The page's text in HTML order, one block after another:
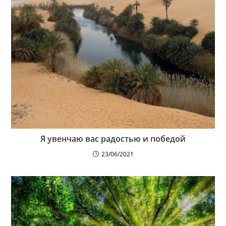
Я увенчаю вас радостью и победой
23/06/2021